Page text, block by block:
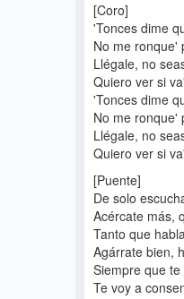
[Coro]
'Tonces dime
No me ronque'
Llégale, no
Quiero ver si
'Tonces dime
No me ronque'
Llégale, no
Quiero ver si
[Puente]
De solo
Acércate más,
Tanto que
Agárrate bien,
Siempre que
Te voy a